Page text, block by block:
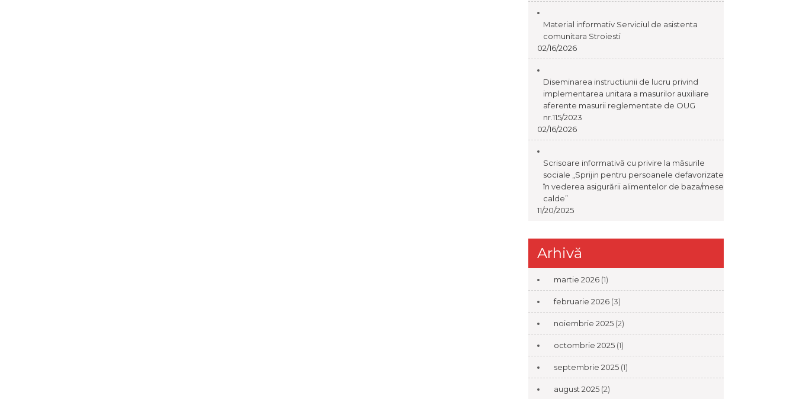
Material informativ Serviciul de asistenta
comunitara Stroiesti
02/16/2026
Diseminarea instructiunii de lucru privind
implementarea unitara a masurilor auxiliare
aferente masurii reglementate de OUG
nr.115/2023
02/16/2026
Scrisoare informativă cu privire la măsurile
sociale „Sprijin pentru persoanele defavorizate
în vederea asigurării alimentelor de baza/mese
calde”
11/20/2025
Arhivă
martie 2026 (1)
februarie 2026 (3)
noiembrie 2025 (2)
octombrie 2025 (1)
septembrie 2025 (1)
august 2025 (2)